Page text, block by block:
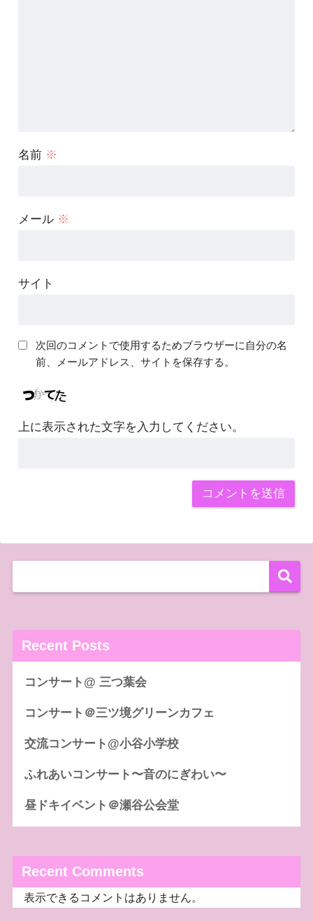
名前 ※
メール ※
サイト
次回のコメントで使用するためブラウザーに自分の名
前、メールアドレス、サイトを保存する。
上に表示された文字を入力してください。
Recent Posts
コンサート@ 三つ葉会
コンサート＠三ツ境グリーンカフェ
交流コンサート@小谷小学校
ふれあいコンサート〜音のにぎわい〜
昼ドキイベント＠瀬谷公会堂
Recent Comments
表示できるコメントはありません。